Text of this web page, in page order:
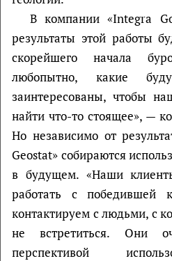
В компании «Integra
результаты этой работы
скорейшего начала
любопытно, какие
заинтересованы, чтобы
найти что-то стоящее», —
Но независимо от
Geostat» собираются
в будущем. «Наши
работать с победившей
контактируем с людьми, с
не встретиться. Они
перспективой